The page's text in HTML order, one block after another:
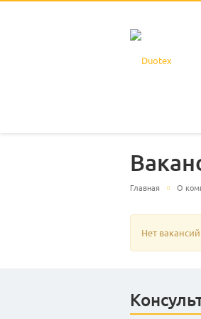
Главная О
Нет вакансий